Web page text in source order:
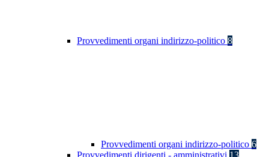
Provvedimenti organi indirizzo-politico 8
Provvedimenti organi indirizzo-politico 6